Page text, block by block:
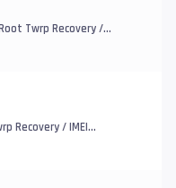
Twrp Recovery /
Recovery / IMEI